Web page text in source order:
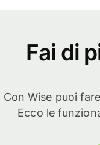
Fai di
Con Wise puoi
Ecco le